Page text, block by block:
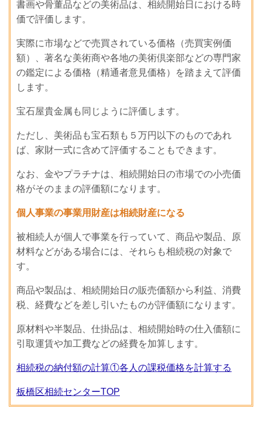
書画や骨董品などの美術品は、相続開始日における時
価で評価します。
実際に市場などで売買されている価格（売買実例価
額）、著名な美術商や各地の美術倶楽部などの専門家
の鑑定による価格（精通者意見価格）を踏まえて評価
します。
宝石屋貴金属も同じように評価します。
ただし、美術品も宝石類も５万円以下のものであれ
ば、家財一式に含めて評価することもできます。
なお、金やプラチナは、相続開始日の市場での小売価
格がそのままの評価額になります。
個人事業の事業用財産は相続財産になる
被相続人が個人で事業を行っていて、商品や製品、原
材料などがある場合には、それらも相続税の対象で
す。
商品や製品は、相続開始日の販売価額から利益、消費
税、経費などを差し引いたものが評価額になります。
原材料や半製品、仕掛品は、相続開始時の仕入価額に
引取運賃や加工費などの経費を加算します。
相続税の納付額の計算①各人の課税価格を計算する
板橋区相続センターTOP